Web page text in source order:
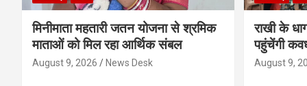
मिनीमाता महतारी जतन योजना से श्रमिक
माताओं को मिल रहा आर्थिक संबल
August 9, 2026 News Desk
राखी के
पहुंचेंगी
August 9,